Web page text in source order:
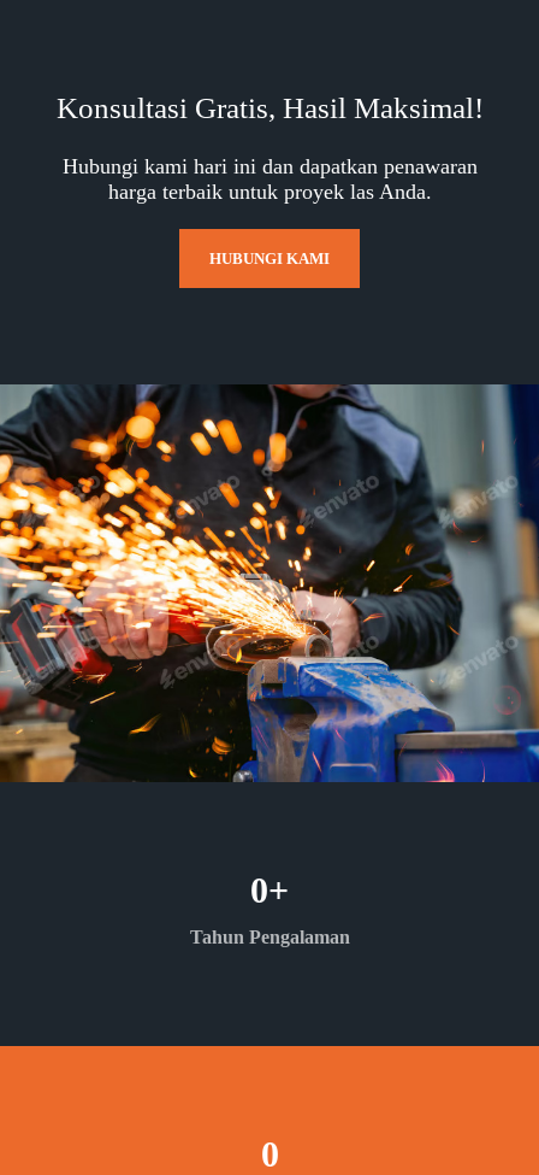
Konsultasi Gratis, Hasil Maksimal!
Hubungi kami hari ini dan dapatkan penawaran
harga terbaik untuk proyek las Anda.
HUBUNGI KAMI
Tahun Pengalaman
0+
0